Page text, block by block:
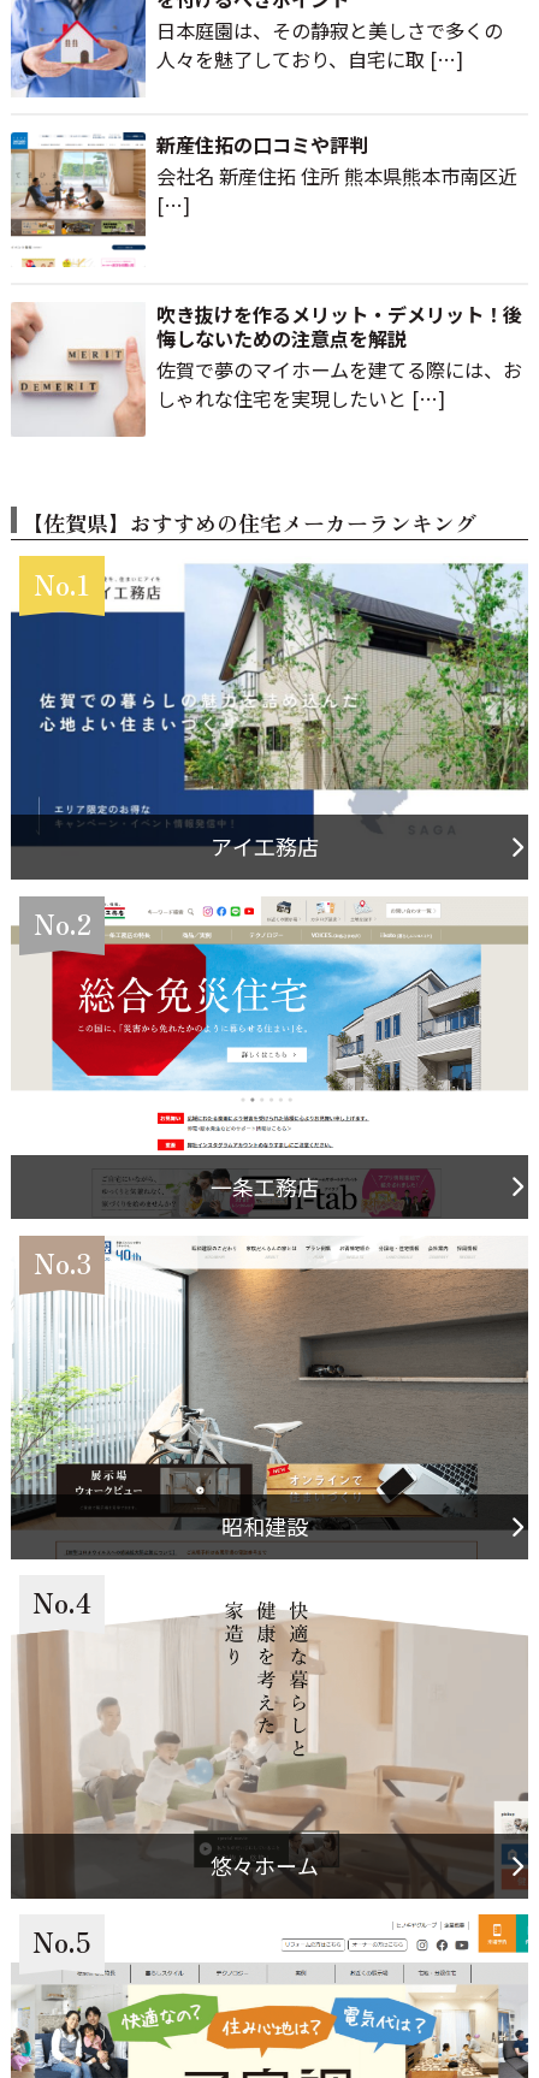
日本庭園は、その静寂と美しさで多くの
人々を魅了しており、自宅に取 […]
新産住拓の口コミや評判
会社名 新産住拓 住所 熊本県熊本市南区近
[…]
吹き抜けを作るメリット・デメリット！後
悔しないための注意点を解説
佐賀で夢のマイホームを建てる際には、お
しゃれな住宅を実現したいと […]
【佐賀県】おすすめの住宅メーカーランキング
アイ工務店
No.1
一条工務店
No.2
昭和建設
No.3
悠々ホーム
No.4
No.5